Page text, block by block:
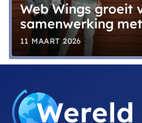
Web Wings groeit
samenwerking
11 MAART 2026